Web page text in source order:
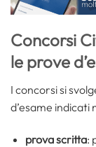
Concorsi
le prove
I concorsi si
d’esame indicati
prova scritta: